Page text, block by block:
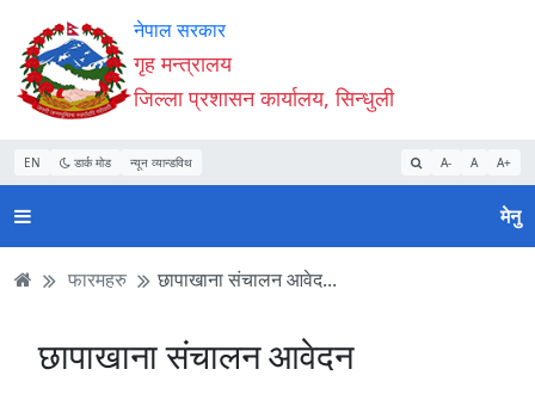
Accessibility
Mode
सुरु
गर्नुहोस्
सामाग्री
पढ्नुहाेस्
नेभिगेसन
पढ्नुहाेस्
वेबसाइट
खोजमा
जानुहोस्
नेपाल सरकार
गृह मन्त्रालय
जिल्ला प्रशासन कार्यालय, सिन्धुली
EN डार्क मोड न्यून व्यान्डविथ A- A A+
मेनु
फारमहरु छापाखाना संचालन आवेद...
छापाखाना संचालन आवेदन